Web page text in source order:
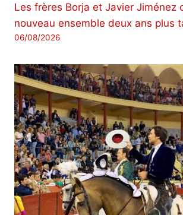
Les frères Borja et Javier Jiménez
nouveau ensemble deux ans plus
06/08/2026